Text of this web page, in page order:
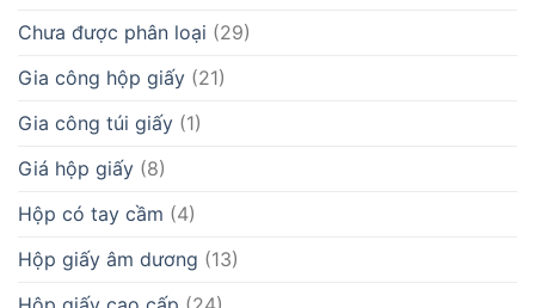
Chưa được phân loại (29)
Gia công hộp giấy (21)
Gia công túi giấy (1)
Giá hộp giấy (8)
Hộp có tay cầm (4)
Hộp giấy âm dương (13)